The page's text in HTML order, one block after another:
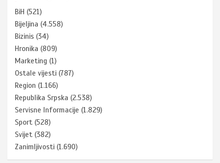
BiH (521)
Bijeljina (4.558)
Bizinis (34)
Hronika (809)
Marketing (1)
Ostale vijesti (787)
Region (1.166)
Republika Srpska (2.538)
Servisne Informacije (1.829)
Sport (528)
Svijet (382)
Zanimljivosti (1.690)